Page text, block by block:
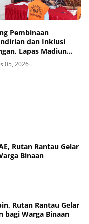
Pembinaan
dan Inklusi
Lapas Madiun
Buku Tabungan
BRI kepada Warga
05, 2026
Rutan Rantau Gelar
Binaan
Rutan Rantau Gelar
bagi Warga Binaan